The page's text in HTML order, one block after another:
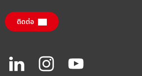
ติดต่อ
Join
on
Join
on
Join
us
on